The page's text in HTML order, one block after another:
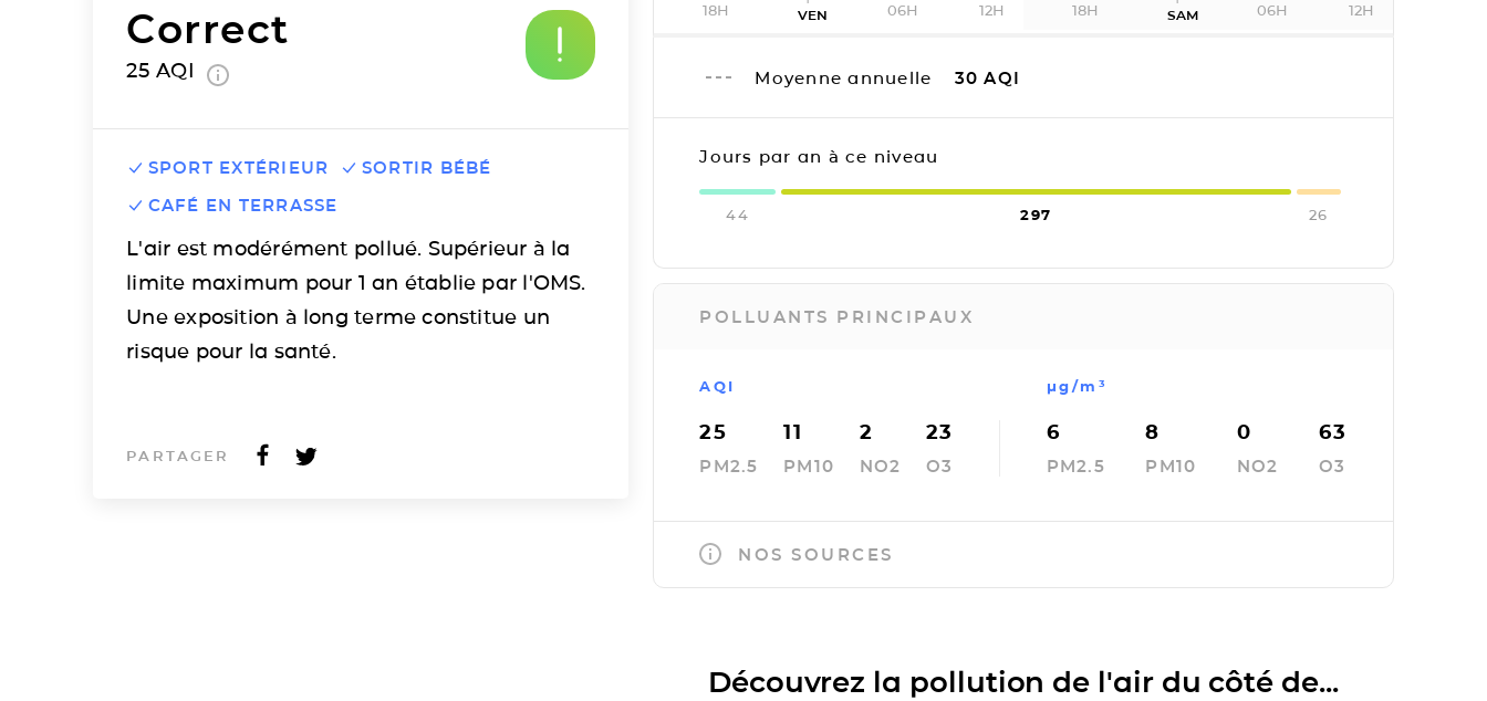
Correct
25 AQI
SPORT EXTÉRIEUR
SORTIR BÉBÉ
CAFÉ EN TERRASSE
L'air est modérément pollué. Supérieur à la
limite maximum pour 1 an établie par l'OMS.
Une exposition à long terme constitue un
risque pour la santé.
PARTAGER
18H VEN 06H 12H 18H SAM 06H 12H
Moyenne annuelle 30 AQI
Jours par an à ce niveau
44 297 26
POLLUANTS PRINCIPAUX
AQI
25
PM2.5
11
PM10
2
NO2
23
O3
µg/m³
6
PM2.5
8
PM10
0
NO2
63
O3
NOS SOURCES
Découvrez la pollution de l'air du côté de...